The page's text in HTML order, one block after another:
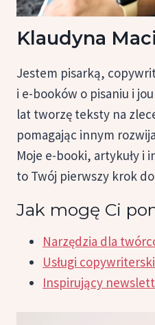
Klaudyna
Jestem pisarką,
i e-booków o pisaniu i
lat tworzę teksty na
pomagając innym
Moje e-booki, artykuły i
to Twój pierwszy krok do
Jak mogę Ci
Narzędzia dla
Usługi
Inspirujący